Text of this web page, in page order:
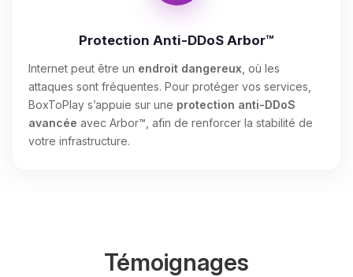
Protection Anti-DDoS Arbor™
Internet peut être un endroit dangereux , où les
attaques sont fréquentes. Pour protéger vos services,
BoxToPlay s’appuie sur une protection anti-DDoS
avancée avec Arbor™, afin de renforcer la stabilité de
votre infrastructure.
Témoignages